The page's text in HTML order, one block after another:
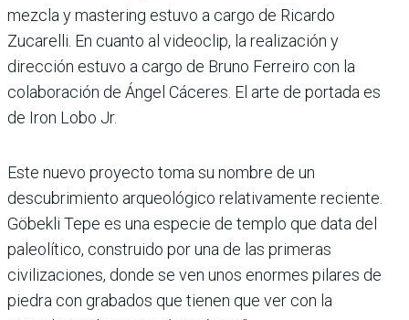
mezcla y mastering estuvo a cargo de Ricardo
Zucarelli. En cuanto al videoclip, la realización y
dirección estuvo a cargo de Bruno Ferreiro con la
colaboración de Ángel Cáceres. El arte de portada es
de Iron Lobo Jr.
Este nuevo proyecto toma su nombre de un
descubrimiento arqueológico relativamente reciente.
Göbekli Tepe es una especie de templo que data del
paleolítico, construido por una de las primeras
civilizaciones, donde se ven unos enormes pilares de
piedra con grabados que tienen que ver con la